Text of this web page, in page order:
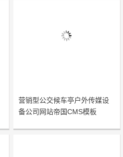
营销型公交候车亭户外传媒设
备公司网站帝国CMS模板